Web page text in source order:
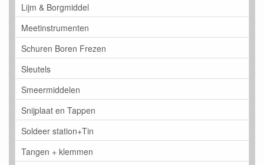
Lijm & Borgmiddel
Meetinstrumenten
Schuren Boren Frezen
Sleutels
Smeermiddelen
Snijplaat en Tappen
Soldeer station+Tin
Tangen + klemmen